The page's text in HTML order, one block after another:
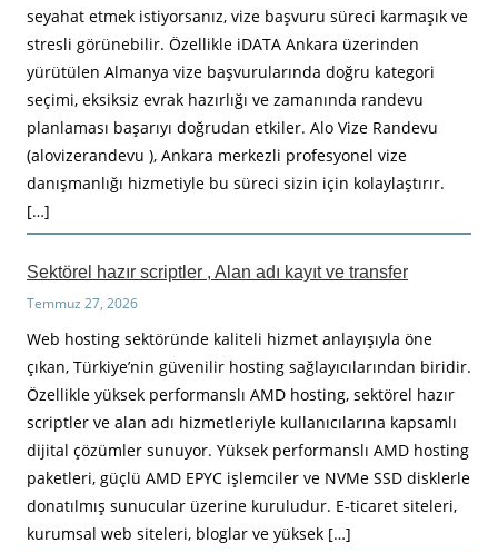
seyahat etmek istiyorsanız, vize başvuru süreci karmaşık ve
stresli görünebilir. Özellikle iDATA Ankara üzerinden
yürütülen Almanya vize başvurularında doğru kategori
seçimi, eksiksiz evrak hazırlığı ve zamanında randevu
planlaması başarıyı doğrudan etkiler. Alo Vize Randevu
(alovizerandevu ), Ankara merkezli profesyonel vize
danışmanlığı hizmetiyle bu süreci sizin için kolaylaştırır.
[…]
Sektörel hazır scriptler , Alan adı kayıt ve transfer
Temmuz 27, 2026
Web hosting sektöründe kaliteli hizmet anlayışıyla öne
çıkan, Türkiye’nin güvenilir hosting sağlayıcılarından biridir.
Özellikle yüksek performanslı AMD hosting, sektörel hazır
scriptler ve alan adı hizmetleriyle kullanıcılarına kapsamlı
dijital çözümler sunuyor. Yüksek performanslı AMD hosting
paketleri, güçlü AMD EPYC işlemciler ve NVMe SSD disklerle
donatılmış sunucular üzerine kuruludur. E-ticaret siteleri,
kurumsal web siteleri, bloglar ve yüksek […]